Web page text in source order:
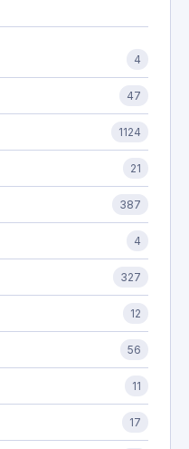
4
47
1124
21
387
4
327
12
56
11
17